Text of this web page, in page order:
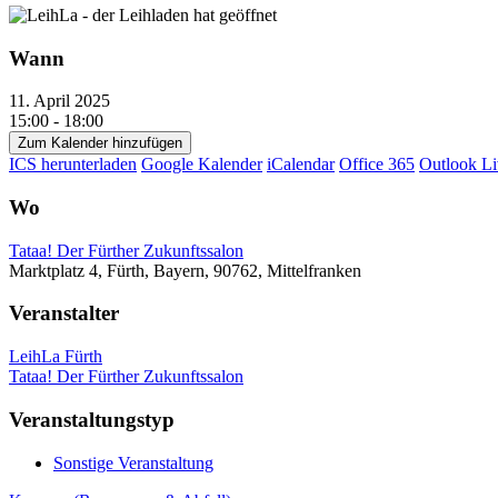
Wann
11. April 2025
15:00 - 18:00
Zum Kalender hinzufügen
ICS herunterladen Google Kalender iCalendar Office 365 Outlook
Wo
Tataa! Der Fürther Zukunftssalon
Marktplatz 4, Fürth, Bayern, 90762, Mittelfranken
Veranstalter
LeihLa Fürth
Tataa! Der Fürther Zukunftssalon
Veranstaltungstyp
Sonstige Veranstaltung